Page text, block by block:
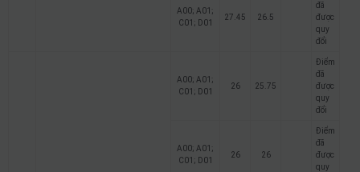
A00; A01;
C01; D01
27.45 26.5
đã
được
quy
đổi
A00; A01;
C01; D01
26 25.75
Điểm
đã
được
quy
đổi
A00; A01;
C01; D01
26 26
Điểm
đã
được
quy